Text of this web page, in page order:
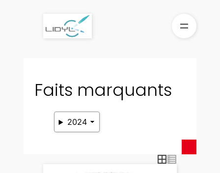
Faits marquants
2024